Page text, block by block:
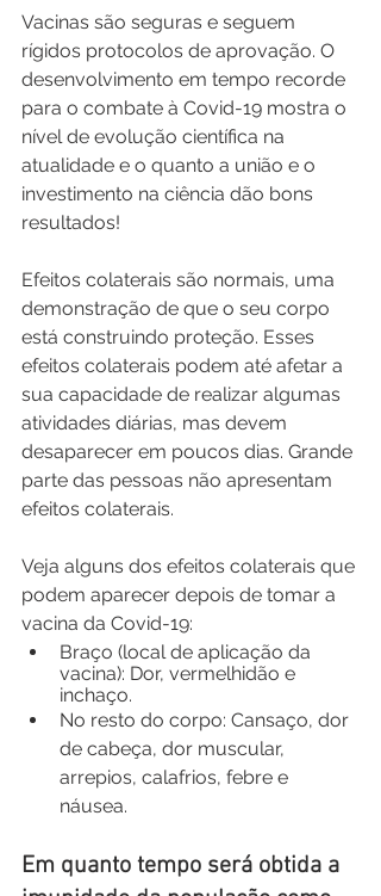
Vacinas são seguras e seguem
rígidos protocolos de aprovação. O
desenvolvimento em tempo recorde
para o combate à Covid-19 mostra o
nível de evolução científica na
atualidade e o quanto a união e o
investimento na ciência dão bons
resultados!
Efeitos colaterais são normais, uma
demonstração de que o seu corpo
está construindo proteção. Esses
efeitos colaterais podem até afetar a
sua capacidade de realizar algumas
atividades diárias, mas devem
desaparecer em poucos dias. Grande
parte das pessoas não apresentam
efeitos colaterais.
Veja alguns dos efeitos colaterais que
podem aparecer depois de tomar a
vacina da Covid-19:
Braço (local de aplicação da
vacina): Dor, vermelhidão e
inchaço.
No resto do corpo: Cansaço, dor
de cabeça, dor muscular,
arrepios, calafrios, febre e
náusea.
Em quanto tempo será obtida a